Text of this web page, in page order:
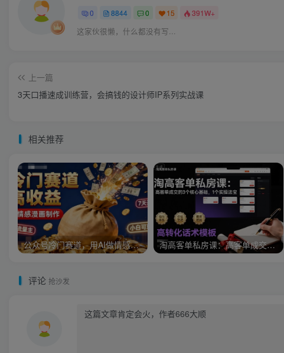
0 8844 0 15 391W+
这家伙很懒，什么都没有写...
上一篇
3天口播速成训练营，会搞钱的设计师IP系列实战课
相关推荐
公众号冷门赛道，用AI做情感漫画，7天开通流量主，操作简单，小白可玩 淘高客单私房课：高客单成交的3个核心基础，1个实操法宝
评论 抢沙发